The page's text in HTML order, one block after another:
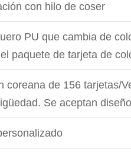
con hilo de coser
PU que cambia de
paquete de tarjeta de
coreana de 156 tarjetas/
Se aceptan